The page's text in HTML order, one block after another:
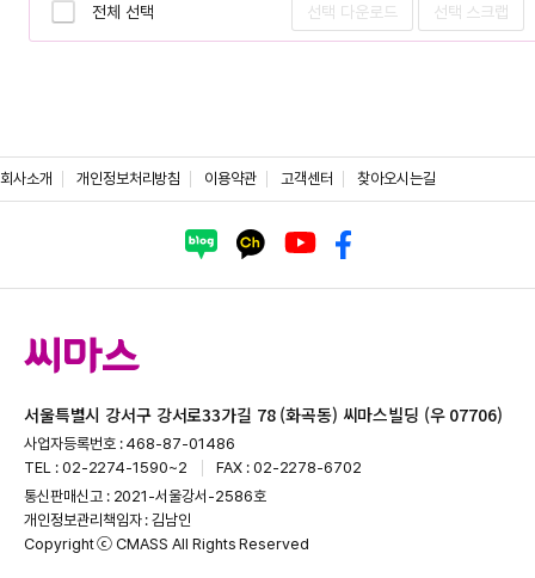
전체 선택 선택 다운로드 선택 스크랩
회사소개 개인정보처리방침 이용약관 고객센터 찾아오시는길
서울특별시 강서구 강서로33가길 78 (화곡동) 씨마스빌딩 (우 07706)
사업자등록번호 : 468-87-01486
TEL : 02-2274-1590~2
FAX : 02-2278-6702
통신판매신고 : 2021-서울강서-2586호
개인정보관리책임자 : 김남인
Copyright ⓒ CMASS All Rights Reserved